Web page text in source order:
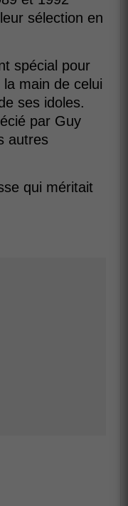
sélection en
spécial pour
main de celui
ses idoles.
par Guy
autres
qui méritait